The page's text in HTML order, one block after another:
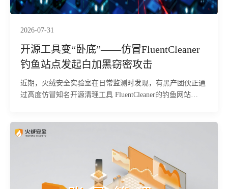
2026-07-31
开源工具变“卧底”——仿冒FluentCleaner
钓鱼站点发起白加黑窃密攻击
近期，火绒安全实验室在日常监测时发现，有黑产团伙正通
过高度仿冒知名开源清理工具 FluentCleaner的钓鱼网站
进行伪装，欺骗性极强。攻击者利用.NET Framework自带系
空技术注入恶意载荷，在用户设备中隐秘执行远程控制、浏
览器数据窃取等恶意行为。本次攻击所用C2地址隶属于
Remus恶意软件家族，是黑产常用的窃密控端通道。目前，